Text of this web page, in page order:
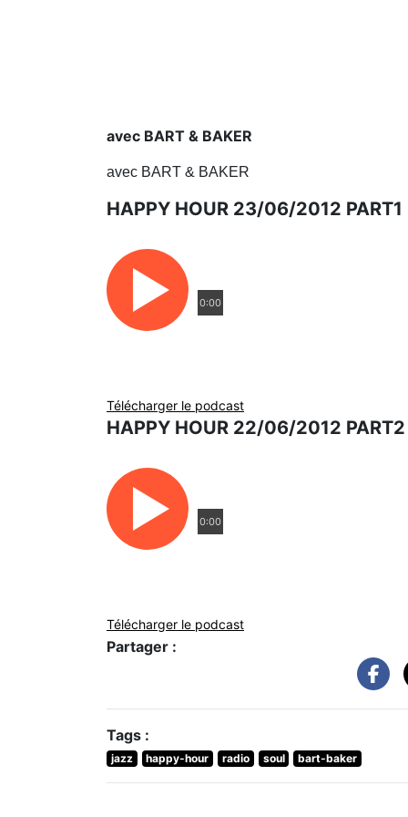
avec BART & BAKER
avec BART & BAKER
HAPPY HOUR 23/06/2012 PART1
0:00
Télécharger le podcast
HAPPY HOUR 22/06/2012 PART2
0:00
Télécharger le podcast
Partager :
Tags :
jazz happy-hour radio soul bart-baker